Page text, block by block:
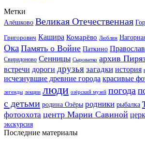
Метки
Алёшково Великая Отечественная
Григорович Кашира Комарёво Люблин
Ока Память о Войне Паткино
Свиридоново Сенницы Сыроватко архив
встречи дороги друзья загадки история
исчезнувшие древние города красивые
легенды лекции люди озёрский музей погода
с детьми родина Озёры родники рыбалка
фотоохота центр Марии Савиной
экскурсия
Последние материалы